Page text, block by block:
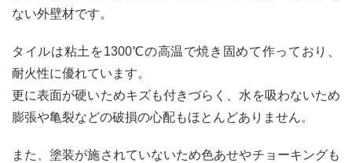
ない外壁材です。
タイルは粘土を1300℃の高温で焼き固めて作っており、
耐火性に優れています。
更に表面が硬いためキズも付きづらく、水を吸わないため
膨張や亀裂などの破損の心配もほとんどありません。
また、塗装が施されていないため色あせやチョーキングも